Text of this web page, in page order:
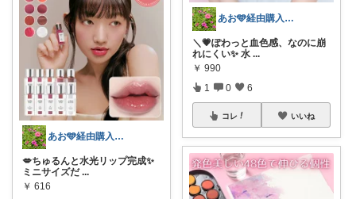
あお🩵経由購入❤️感謝✨
💋ちゅるんと水光リップ完成✨
ミニサイズだ ...
￥ 616
あお🩵経由購入❤️感謝✨
＼💗ぽわっと血色感、なのに崩
れにくい✨ 水 ...
￥ 990
1 0 6
コレ いいね